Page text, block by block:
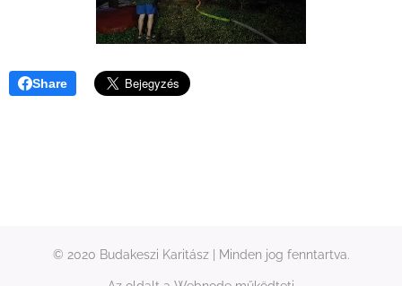
Share
© 2020 Budakeszi Karitász | Minden jog fenntartva.